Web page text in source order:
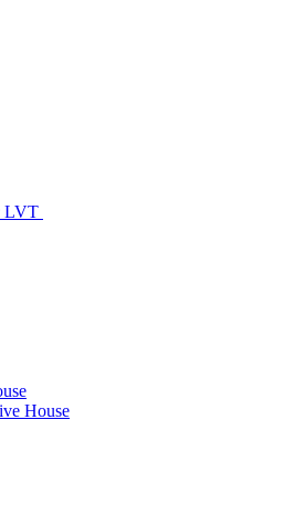
LVT
House